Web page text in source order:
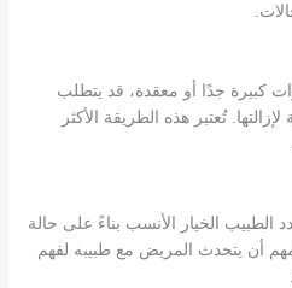
كبيرة جدًا أو معقدة، قد يتطلب
تُعتبر هذه الطريقة الأكثر
الطبيب الخيار الأنسب بناءً على حالة
أن يتحدث المريض مع طبيبه لفهم